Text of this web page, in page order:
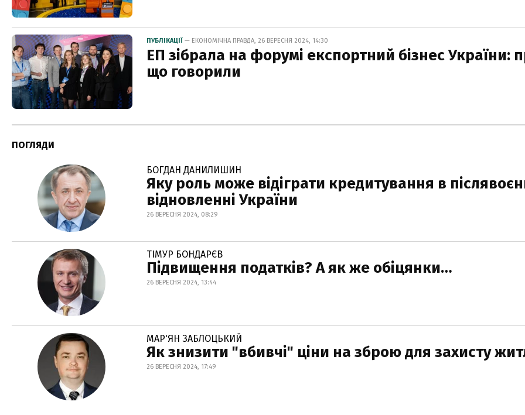
ПУБЛІКАЦІЇ — ЕКОНОМІЧНА ПРАВДА, 26 ВЕРЕСНЯ 2024, 14:30
ЕП зібрала на форумі експортний бізнес України:
що говорили
ПОГЛЯДИ
БОГДАН ДАНИЛИШИН
Яку роль може відіграти кредитування в
відновленні України
26 ВЕРЕСНЯ 2024, 08:29
ТІМУР БОНДАРЄВ
Підвищення податків? А як же обіцянки…
26 ВЕРЕСНЯ 2024, 13:44
МАР'ЯН ЗАБЛОЦЬКИЙ
Як знизити "вбивчі" ціни на зброю для захисту
26 ВЕРЕСНЯ 2024, 17:49